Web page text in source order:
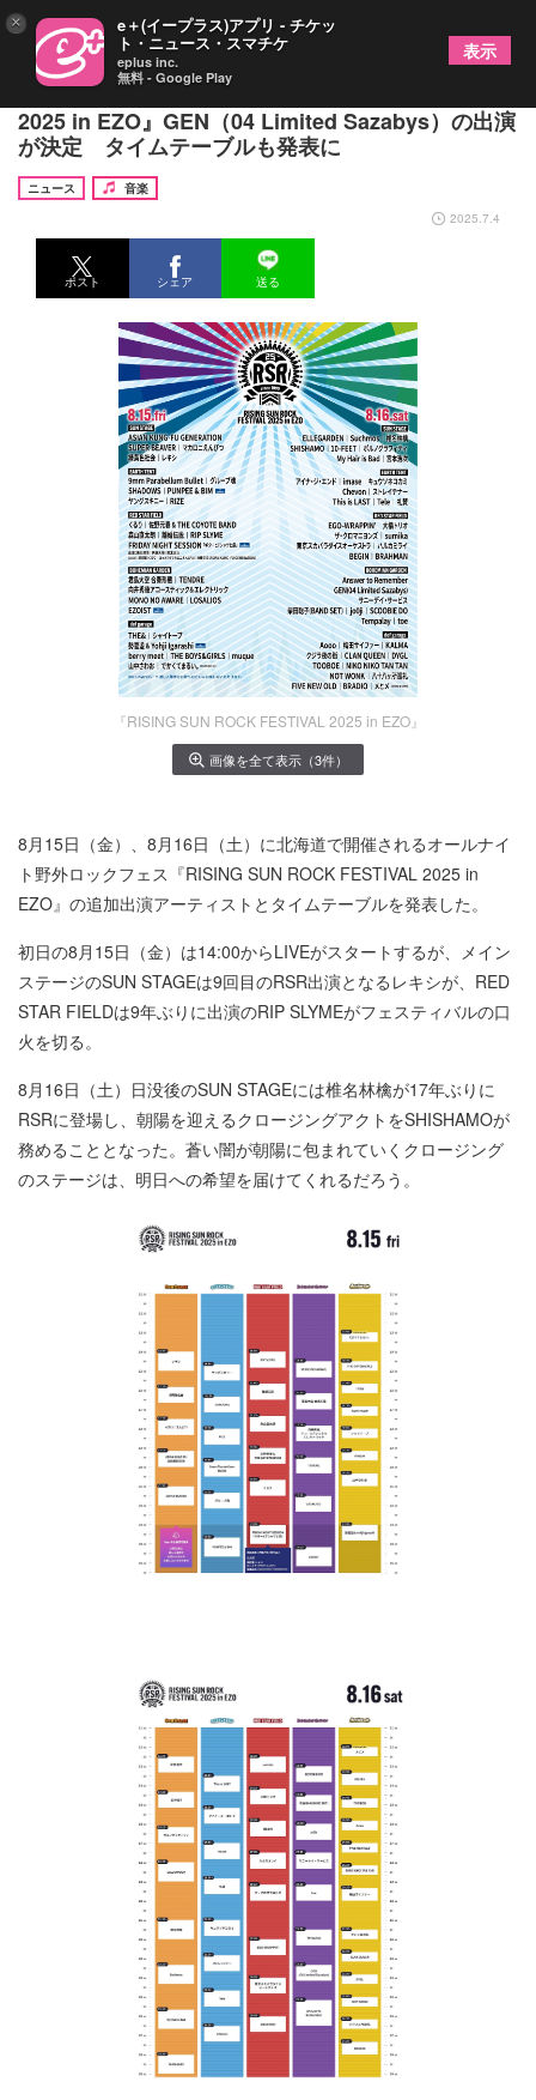
北海道で開催『RISING SUN ROCK FESTIVAL
2025 in EZO』GEN（04 Limited Sazabys）の出演
が決定 タイムテーブルも発表に
ニュース
音楽
2025.7.4
ポスト シェア 送る
『RISING SUN ROCK FESTIVAL 2025 in EZO』
画像を全て表示（3件）
8月15日（金）、8月16日（土）に北海道で開催されるオールナイ
ト野外ロックフェス『RISING SUN ROCK FESTIVAL 2025 in
EZO』の追加出演アーティストとタイムテーブルを発表した。
初日の8月15日（金）は14:00からLIVEがスタートするが、メイン
ステージのSUN STAGEは9回目のRSR出演となるレキシが、RED
STAR FIELDは9年ぶりに出演のRIP SLYMEがフェスティバルの口
火を切る。
8月16日（土）日没後のSUN STAGEには椎名林檎が17年ぶりに
RSRに登場し、朝陽を迎えるクロージングアクトをSHISHAMOが
務めることとなった。蒼い闇が朝陽に包まれていくクロージング
のステージは、明日への希望を届けてくれるだろう。
× e＋(イープラス)アプリ - チケッ
ト・ニュース・スマチケ
eplus inc.
無料 - Google Play
表示